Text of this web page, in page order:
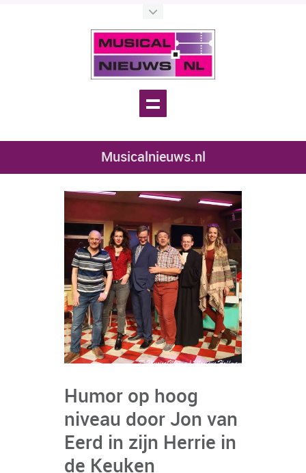
Musicalnieuws.nl
Humor op hoog
niveau door Jon van
Eerd in zijn Herrie in
de Keuken